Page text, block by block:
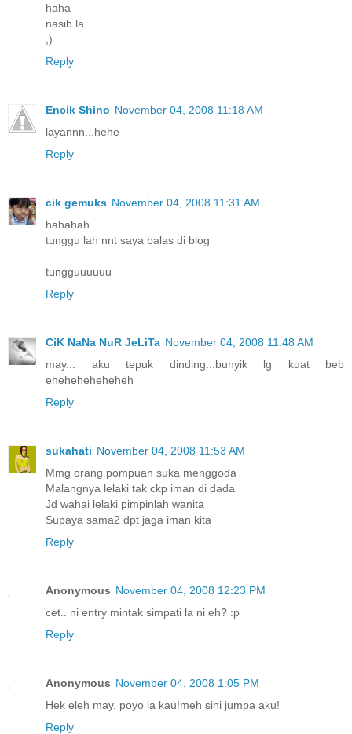
haha
nasib la..
;)
Reply
Encik Shino November 04, 2008 11:18 AM
layannn...hehe
Reply
cik gemuks November 04, 2008 11:31 AM
hahahah
tunggu lah nnt saya balas di blog
tungguuuuuu
Reply
CiK NaNa NuR JeLiTa November 04, 2008 11:48 AM
may... aku tepuk dinding...bunyik lg kuat beb
eheheheheheheh
Reply
sukahati November 04, 2008 11:53 AM
Mmg orang pompuan suka menggoda
Malangnya lelaki tak ckp iman di dada
Jd wahai lelaki pimpinlah wanita
Supaya sama2 dpt jaga iman kita
Reply
Anonymous November 04, 2008 12:23 PM
cet.. ni entry mintak simpati la ni eh? :p
Reply
Anonymous November 04, 2008 1:05 PM
Hek eleh may. poyo la kau!meh sini jumpa aku!
Reply